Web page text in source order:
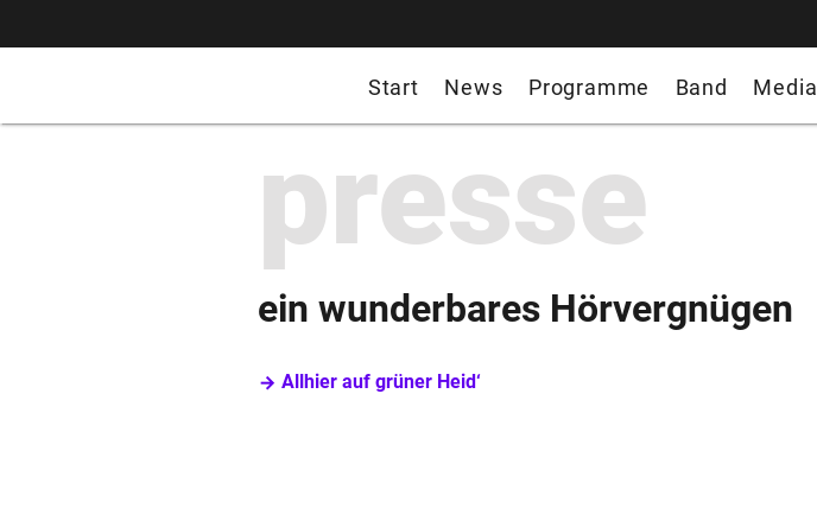
Start News Programme Band Media
presse
ein wunderbares Hörvergnügen
Allhier auf grüner Heid‘